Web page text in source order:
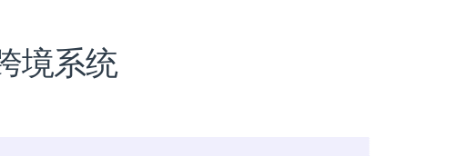
境系统